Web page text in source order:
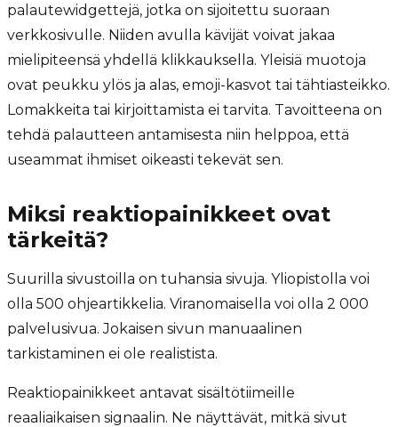
palautewidgettejä, jotka on sijoitettu suoraan
verkkosivulle. Niiden avulla kävijät voivat jakaa
mielipiteensä yhdellä klikkauksella. Yleisiä muotoja
ovat peukku ylös ja alas, emoji-kasvot tai tähtiasteikko.
Lomakkeita tai kirjoittamista ei tarvita. Tavoitteena on
tehdä palautteen antamisesta niin helppoa, että
useammat ihmiset oikeasti tekevät sen.
Miksi reaktiopainikkeet ovat
tärkeitä?
Suurilla sivustoilla on tuhansia sivuja. Yliopistolla voi
olla 500 ohjeartikkelia. Viranomaisella voi olla 2 000
palvelusivua. Jokaisen sivun manuaalinen
tarkistaminen ei ole realistista.
Reaktiopainikkeet antavat sisältötiimeille
reaaliaikaisen signaalin. Ne näyttävät, mitkä sivut